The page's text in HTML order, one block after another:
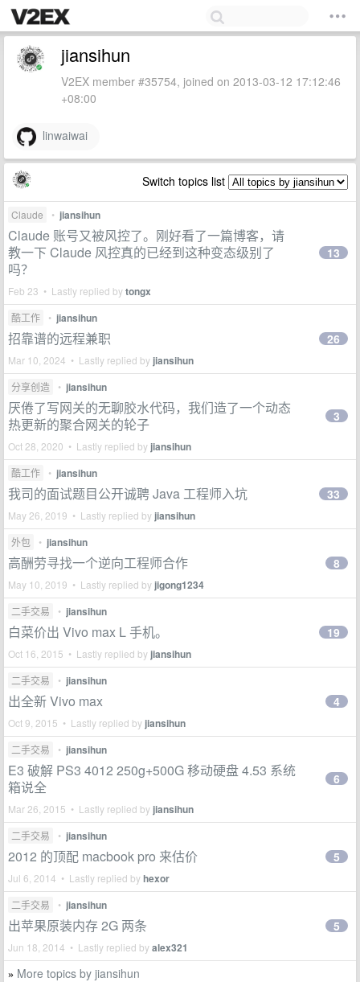
jiansihun
V2EX member #35754, joined on 2013-03-12 17:12:46
+08:00
linwaiwai
Switch topics list
Claude • jiansihun
Claude 账号又被风控了。刚好看了一篇博客，请
教一下 Claude 风控真的已经到这种变态级别了
吗？
Feb 23 • Lastly replied bytongx
13
酷工作 • jiansihun
招靠谱的远程兼职
Mar 10, 2024 • Lastly replied by jiansihun
26
分享创造 • jiansihun
厌倦了写网关的无聊胶水代码，我们造了一个动态
热更新的聚合网关的轮子
Oct 28, 2020 • Lastly replied by jiansihun
3
酷工作 • jiansihun
我司的面试题目公开诚聘 Java 工程师入坑
May 26, 2019 • Lastly replied by jiansihun
33
外包 • jiansihun
高酬劳寻找一个逆向工程师合作
May 10, 2019 • Lastly replied by jigong1234
8
二手交易 • jiansihun
白菜价出 Vivo max L 手机。
Oct 16, 2015 • Lastly replied by jiansihun
19
二手交易 • jiansihun
出全新 Vivo max
Oct 9, 2015 • Lastly replied by jiansihun
4
二手交易 • jiansihun
E3 破解 PS3 4012 250g+500G 移动硬盘 4.53 系统
箱说全
Mar 26, 2015 • Lastly replied by jiansihun
6
二手交易 • jiansihun
2012 的顶配 macbook pro 来估价
Jul 6, 2014 • Lastly replied byhexor
5
二手交易 • jiansihun
出苹果原装内存 2G 两条
Jun 18, 2014 • Lastly replied byalex321
5
» More topics by jiansihun